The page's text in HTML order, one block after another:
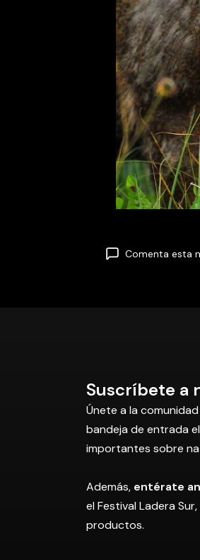
Comenta esta
Suscríbete a
Únete a la
bandeja de entrada
importantes sobre
Además, entérate
el Festival Ladera
productos.